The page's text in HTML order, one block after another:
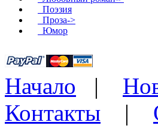
Поэзия
Проза->
Юмор
Начало |
Контакты |